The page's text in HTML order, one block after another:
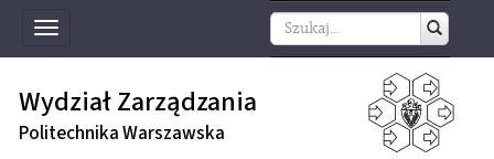
Toggle
navigation
Wydział Zarządzania
Politechnika Warszawska